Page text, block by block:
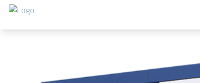
Salta al contenuto principale